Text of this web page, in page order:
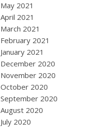
May 2021
April 2021
March 2021
February 2021
January 2021
December 2020
November 2020
October 2020
September 2020
August 2020
July 2020